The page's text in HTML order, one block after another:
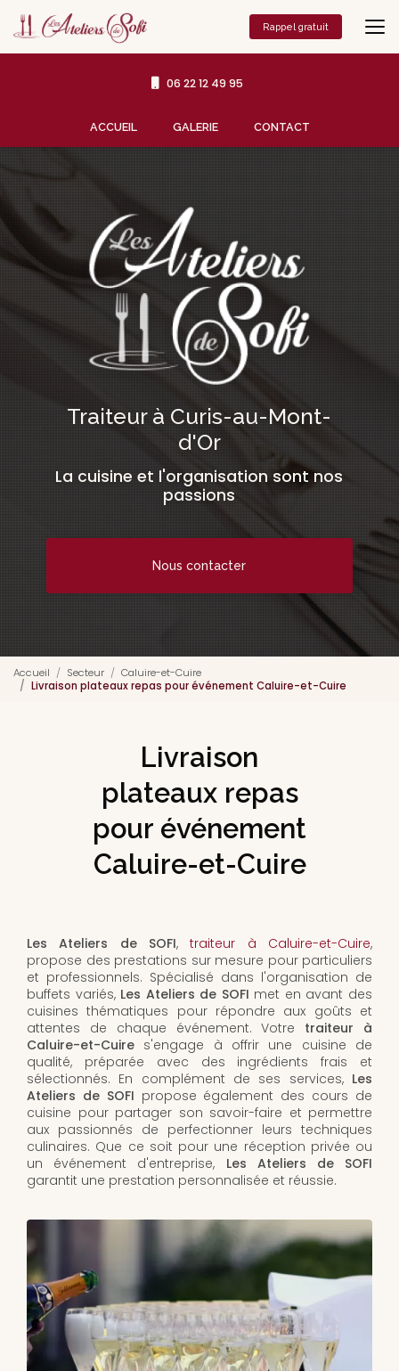
contenu
principal
06 22 12 49 95
ACCUEIL GALERIE CONTACT
Rappel gratuit
Traiteur à Curis-au-Mont-
d'Or
La cuisine et l'organisation sont nos
passions
Nous contacter
Accueil Secteur
Caluire-et-Cuire
Livraison plateaux repas pour événement Caluire-et-Cuire
Livraison
plateaux repas
pour événement
Caluire-et-Cuire
Les Ateliers de SOFI,traiteur à Caluire-et-Cuire,
propose des prestations sur mesure pour particuliers
et professionnels. Spécialisé dans l'organisation de
buffets variés, Les Ateliers de SOFI met en avant des
cuisines thématiques pour répondre aux goûts et
attentes de chaque événement. Votre traiteur à
Caluire-et-Cuire s'engage à offrir une cuisine de
qualité, préparée avec des ingrédients frais et
sélectionnés. En complément de ses services, Les
Ateliers de SOFI propose également des cours de
cuisine pour partager son savoir-faire et permettre
aux passionnés de perfectionner leurs techniques
culinaires. Que ce soit pour une réception privée ou
un événement d'entreprise, Les Ateliers de SOFI
garantit une prestation personnalisée et réussie.